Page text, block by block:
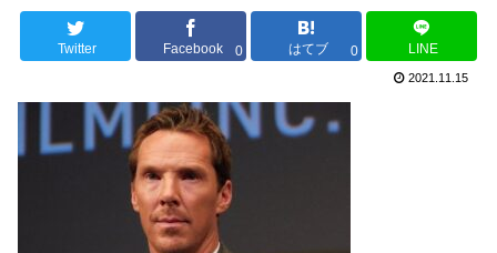
Twitter Facebook 0 はてブ 0 LINE
2021.11.15